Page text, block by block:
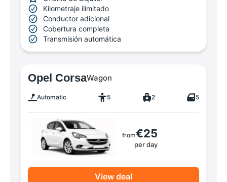
Kilometraje ilimitado
Conductor adicional
Cobertura completa
Transmisión automática
Opel CorsaWagon
Automatic 5 2 5
from€25
per day
View deal